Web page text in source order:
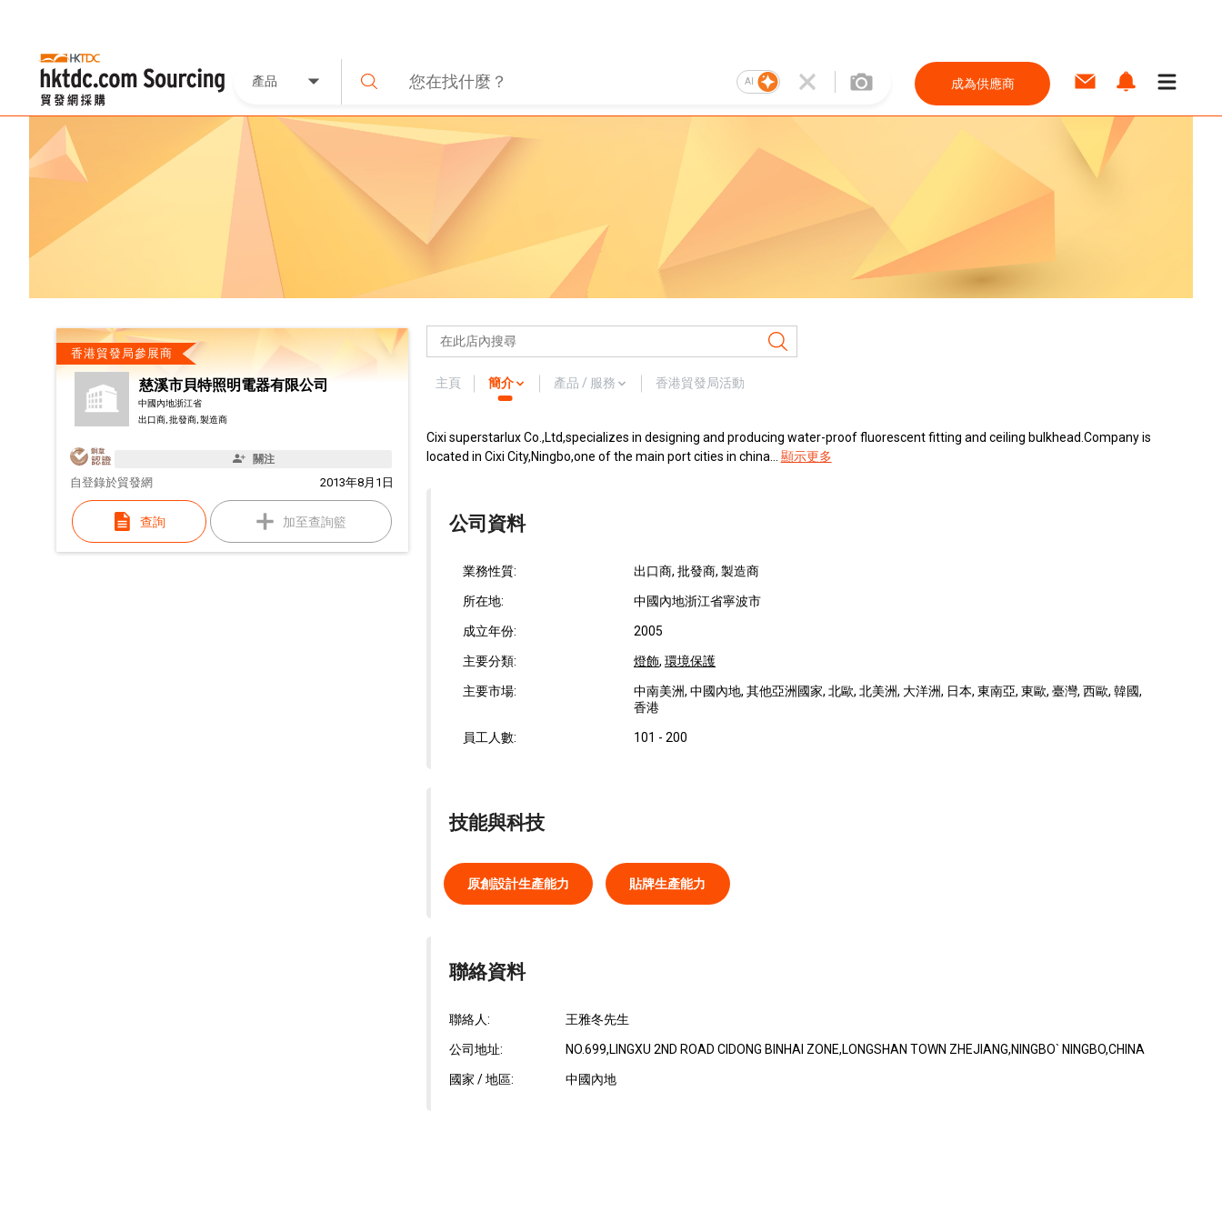
產品 AI 成為供應商
香港貿發局參展商
慈溪市貝特照明電器有限公司
中國內地浙江省
出口商, 批發商, 製造商
關注
自 2013年8月1日
登錄於貿發網
查詢 加至查詢籃
主頁 簡介 產品 / 服務 香港貿發局活動
Cixi superstarlux Co.,Ltd,specializes in designing and producing water-proof fluorescent fitting and ceiling bulkhead.Company is
located in Cixi City,Ningbo,one of the main port cities in china...
顯示更多
公司資料
業務性質: 出口商, 批發商, 製造商
所在地: 中國內地浙江省寧波市
成立年份: 2005
主要分類: 燈飾, 環境保護
主要市場:
中南美洲, 中國內地, 其他亞洲國家, 北歐, 北美洲, 大洋洲, 日本, 東南亞, 東歐, 臺灣, 西歐, 韓國,
香港
員工人數: 101 - 200
技能與科技
原創設計生產能力 貼牌生產能力
聯絡資料
聯絡人: 王雅冬先生
公司地址: NO.699,LINGXU 2ND ROAD CIDONG BINHAI ZONE,LONGSHAN TOWN ZHEJIANG,NINGBO` NINGBO,CHINA
國家 / 地區: 中國內地